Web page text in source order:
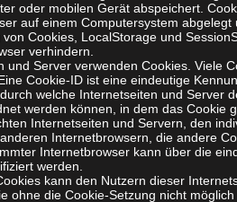
finanzielle und materielle
der SPD
offenes Ohr für unsere Probleme
der Gemeinwesenarbeit im
Unterstützung möchten wir auch
wir den Aufruf des
oder mobilen Gerät abspeichert.
auf einem Computersystem
Cookies, LocalStorage und
verhindern.
und Server verwenden Cookies. Viele
Cookie-ID ist eine eindeutige
welche Internetseiten und Server
werden können, in dem das Cookie
Internetseiten und Servern, den
Internetbrowsern, die andere
Internetbrowser kann über die
werden.
kann den Nutzern dieser
ohne die Cookie-Setzung nicht